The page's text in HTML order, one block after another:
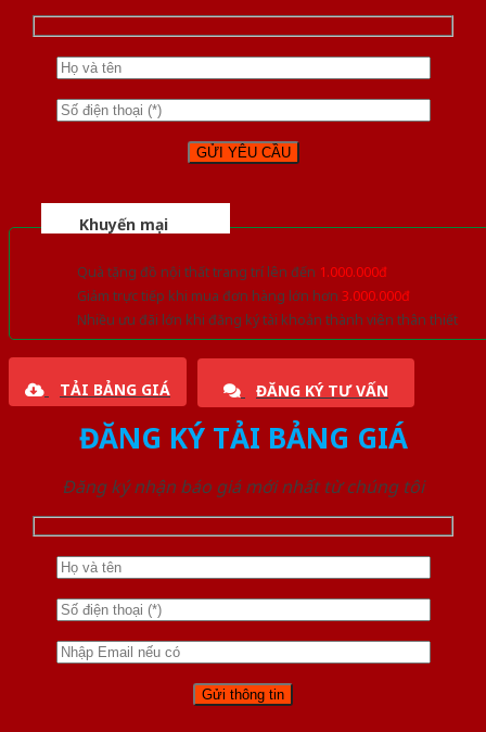
Khuyến mại
Quà tặng đồ nội thất trang trí lên đến 1.000.000đ
Giảm trực tiếp khi mua đơn hàng lớn hơn 3.000.000đ
Nhiều ưu đãi lớn khi đăng ký tài khoản thành viên thân thiết
TẢI BẢNG GIÁ ĐĂNG KÝ TƯ VẤN
ĐĂNG KÝ TẢI BẢNG GIÁ
Đăng ký nhận báo giá mới nhất từ chúng tôi